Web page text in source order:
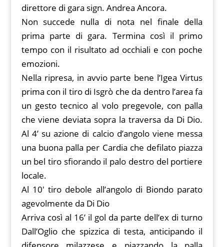
direttore di gara sign. Andrea Ancora.
Non succede nulla di nota nel finale della
prima parte di gara. Termina così il primo
tempo con il risultato ad occhiali e con poche
emozioni.
Nella ripresa, in avvio parte bene l’Igea Virtus
prima con il tiro di Isgrò che da dentro l’area fa
un gesto tecnico al volo pregevole, con palla
che viene deviata sopra la traversa da Di Dio.
Al 4’ su azione di calcio d’angolo viene messa
una buona palla per Cardia che defilato piazza
un bel tiro sfiorando il palo destro del portiere
locale.
Al 10′ tiro debole all’angolo di Biondo parato
agevolmente da Di Dio
Arriva così al 16’ il gol da parte dell’ex di turno
Dall’Oglio che spizzica di testa, anticipando il